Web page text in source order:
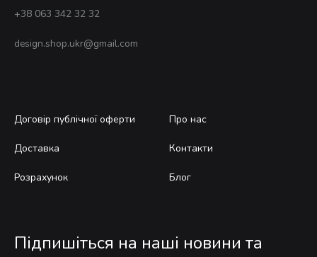
+38 063 342 32 32
design.shop.ukr@gmail.com
Договір публічної оферти
Доставка
Розрахунок
Про нас
Контакти
Блог
Підпишіться на наші новини та